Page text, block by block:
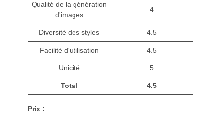
Qualité de la génération
d'images
4
Diversité des styles 4.5
Facilité d'utilisation 4.5
Unicité 5
Total 4.5
Prix :